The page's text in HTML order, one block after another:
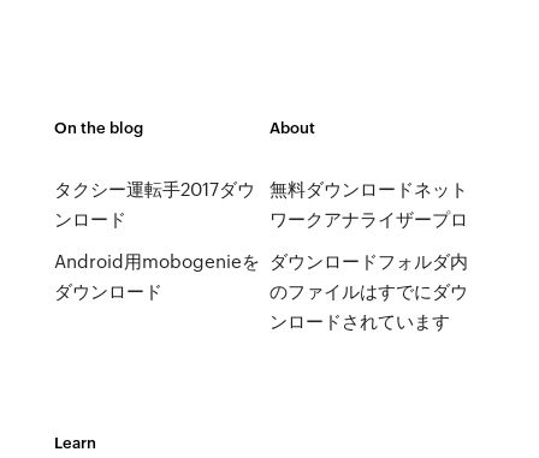
On the blog
タクシー運転手2017ダウ
ンロード
Android用mobogenieを
ダウンロード
About
無料ダウンロードネット
ワークアナライザープロ
ダウンロードフォルダ内
のファイルはすでにダウ
ンロードされています
Learn